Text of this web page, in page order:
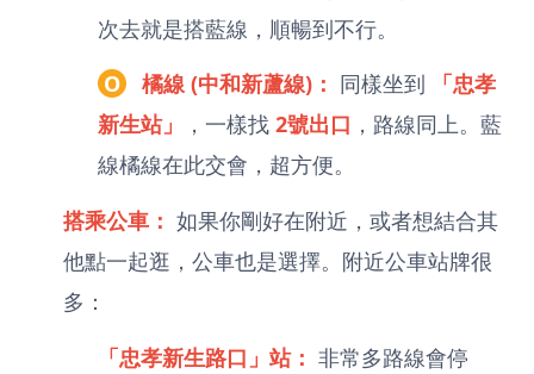
次去就是搭藍線，順暢到不行。
O
橘線 (中和新蘆線)： 同樣坐到
「忠孝
新生站」
，一樣找 2號出口 ，路線同上。藍
線橘線在此交會，超方便。
搭乘公車： 如果你剛好在附近，或者想結合其
他點一起逛，公車也是選擇。附近公車站牌很
多：
「忠孝新生路口」站： 非常多路線會停